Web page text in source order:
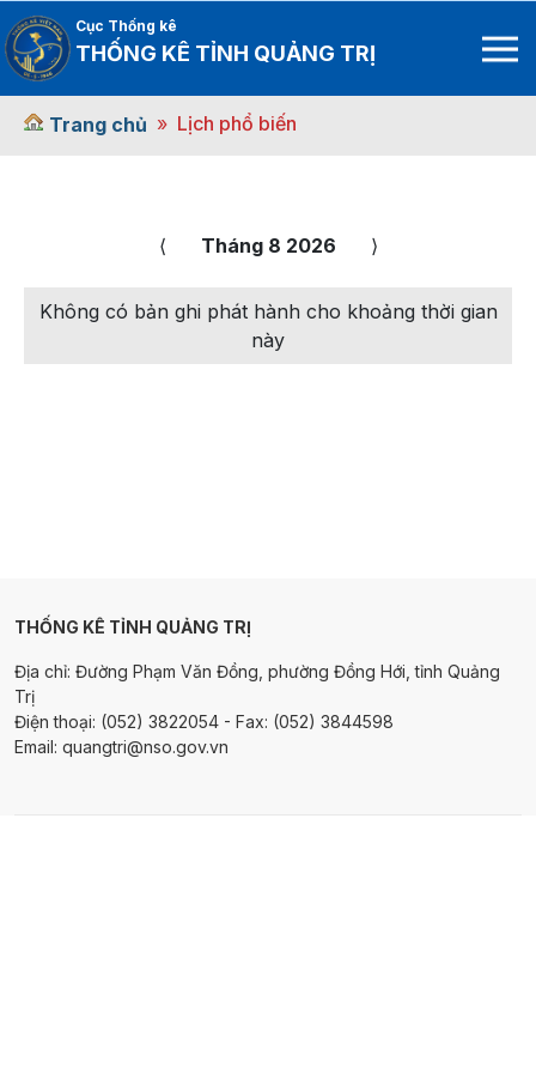
Cục Thống kê
THỐNG KÊ TỈNH QUẢNG TRỊ
Trang chủ Lịch phổ biến
⟨ Tháng 8 2026 ⟩
Không có bản ghi phát hành cho khoảng thời gian
này
THỐNG KÊ TỈNH QUẢNG TRỊ
Địa chỉ: Đường Phạm Văn Đồng, phường Đồng Hới, tỉnh Quảng
Trị
Điện thoại: (052) 3822054 - Fax: (052) 3844598
Email: quangtri@nso.gov.vn